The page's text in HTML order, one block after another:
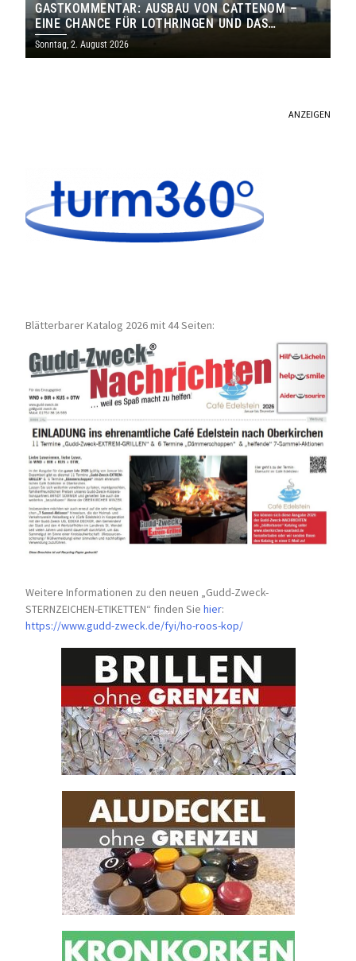
GASTKOMMENTAR: AUSBAU VON CATTENOM –
EINE CHANCE FÜR LOTHRINGEN UND DAS
SAARLAND
Sonntag, 2. August 2026
ANZEIGEN
Blätterbarer Katalog 2026 mit 44 Seiten:
Weitere Informationen zu den neuen „Gudd-Zweck-
STERNZEICHEN-ETIKETTEN“ finden Siehier:
https://www.gudd-zweck.de/fyi/ho-roos-kop/